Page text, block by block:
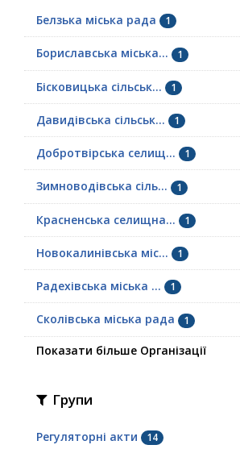
Белзька міська рада 1
Бориславська міська... 1
Бісковицька сільськ... 1
Давидівська сільськ... 1
Добротвірська селищ... 1
Зимноводівська сіль... 1
Красненська селищна... 1
Новокалинівська міс... 1
Радехівська міська ... 1
Сколівська міська рада 1
Показати більше Організації
Групи
Регуляторні акти 14